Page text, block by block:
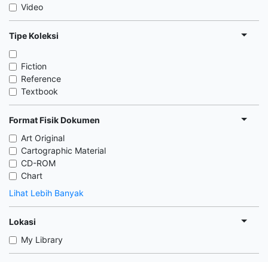
Video
Tipe Koleksi
Fiction
Reference
Textbook
Format Fisik Dokumen
Art Original
Cartographic Material
CD-ROM
Chart
Lihat Lebih Banyak
Lokasi
My Library